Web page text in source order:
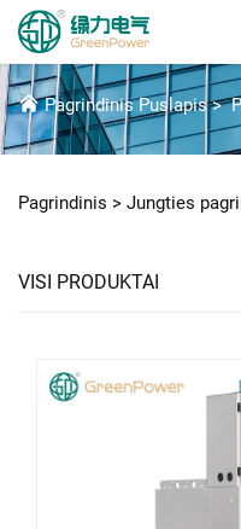
Produktai
Naujienos
Apie Mūsų
Sprendimai
JUNGTIES
Pagrindinis Puslapis>
Pagrindinis > Jungties
VISI PRODUKTAI